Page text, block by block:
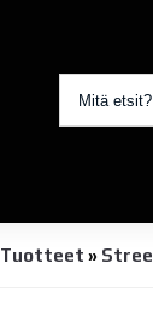
Tuotteet »